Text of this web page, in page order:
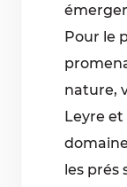
Pour le
nature,
Leyre et
les prés